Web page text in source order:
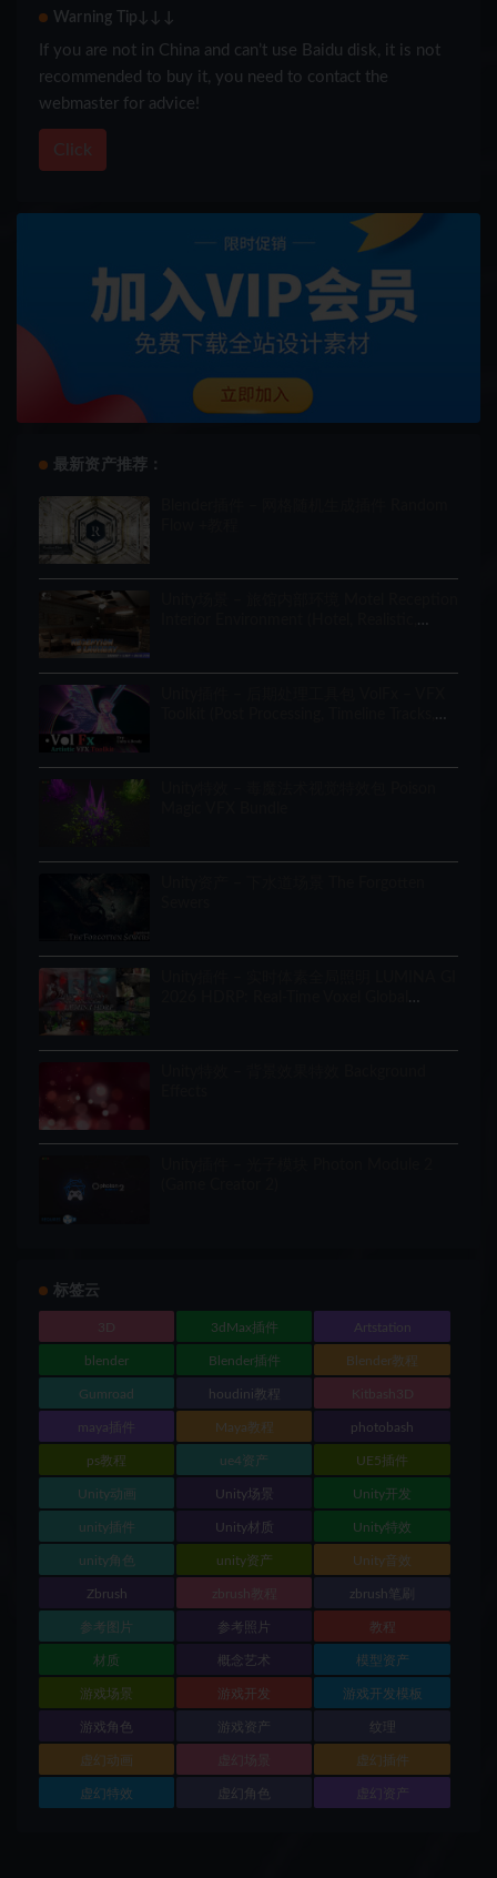
Warning Tip↓↓↓
If you are not in China and can’t use Baidu disk, it is not
recommended to buy it, you need to contact the
webmaster for advice!
Click
最新资产推荐：
标签云
3D 3dMax插件 Artstation
blender Blender插件 Blender教程
Gumroad houdini教程 Kitbash3D
maya插件 Maya教程 photobash
ps教程 ue4资产 UE5插件
Unity动画 Unity场景 Unity开发
unity插件 Unity材质 Unity特效
unity角色 unity资产 Unity音效
Zbrush zbrush教程 zbrush笔刷
参考图片 参考照片 教程
材质 概念艺术 模型资产
游戏场景 游戏开发 游戏开发模板
游戏角色 游戏资产 纹理
虚幻动画 虚幻场景 虚幻插件
虚幻特效 虚幻角色 虚幻资产